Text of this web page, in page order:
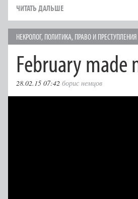
ЧИТАТЬ ДАЛЬШЕ
НЕКРОЛОГ, ПОЛИТИКА, ПРАВО И ПРЕСТУПЛЕНИЯ
February made
28.02.15 07:42 борис немцов